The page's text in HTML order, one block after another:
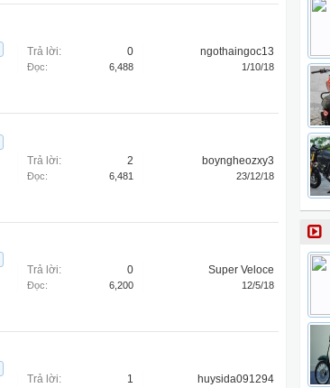
Trả lời: 0
Đọc: 6,488
ngothaingoc13
1/10/18
Trả lời: 2
Đọc: 6,481
boyngheozxy3
23/12/18
Trả lời: 0
Đọc: 6,200
Super Veloce
12/5/18
Trả lời: 1 huysida091294